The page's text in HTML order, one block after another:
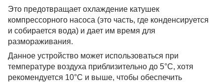
Это предотвращает охлаждение катушек
компрессорного насоса (это часть, где конденсируется
и собирается вода) и дает им время для
размораживания.
Данное устройство может использоваться при
температуре воздуха приблизительно до 5°C, хотя
рекомендуется 10°C и выше, чтобы обеспечить